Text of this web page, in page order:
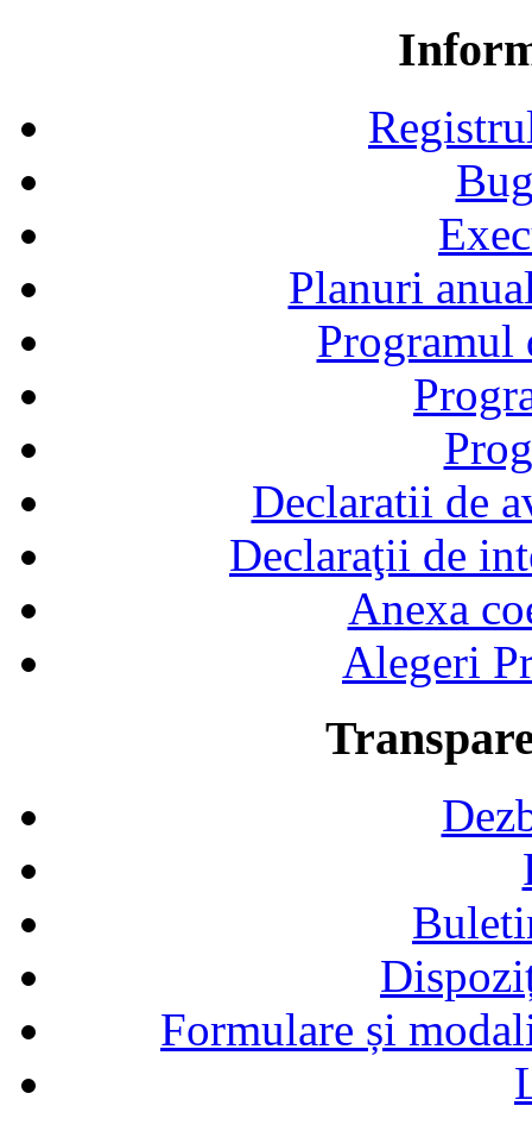
Planuri
Declaratii de
Declaraţii de
Anexa
Alegeri
Formulare și